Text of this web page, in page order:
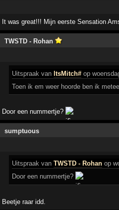
It was great!!! Mijn eerste Sensation
TWSTD - Rohan
Uitspraak vanltsMitch# op
Toen ik em weer hoorde ben ik
Door een nummertje?
sumptuous
Uitspraak vanTWSTD - Rohan op
Door een nummertje?
Beetje raar idd.